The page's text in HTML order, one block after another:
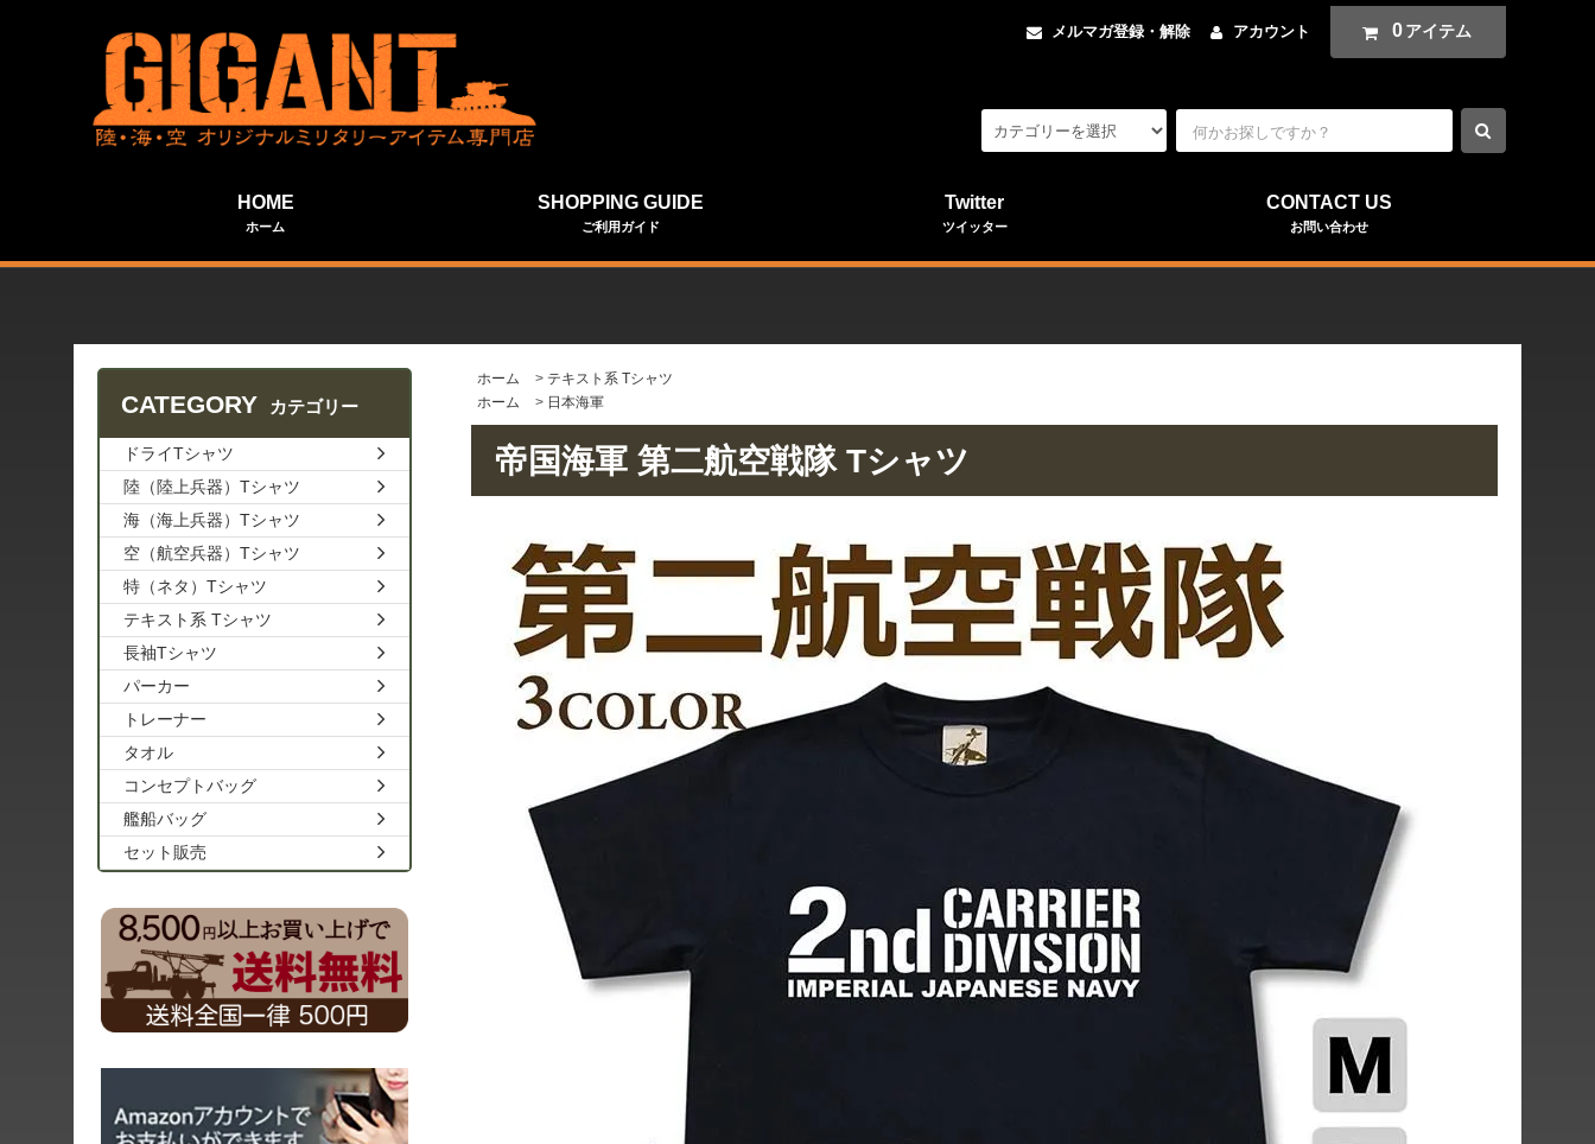
メルマガ登録・解除 アカウント 0 アイテム
HOME
ホーム
SHOPPING GUIDE
ご利用ガイド
Twitter
ツイッター
CONTACT US
お問い合わせ
ホーム > テキスト系 Tシャツ
ホーム
> 日本海軍
帝国海軍 第二航空戦隊 Tシャツ
CATEGORY カテゴリー
ドライTシャツ
陸（陸上兵器）Tシャツ
海（海上兵器）Tシャツ
空（航空兵器）Tシャツ
特（ネタ）Tシャツ
テキスト系 Tシャツ
長袖Tシャツ
パーカー
トレーナー
タオル
コンセプトバッグ
艦船バッグ
セット販売